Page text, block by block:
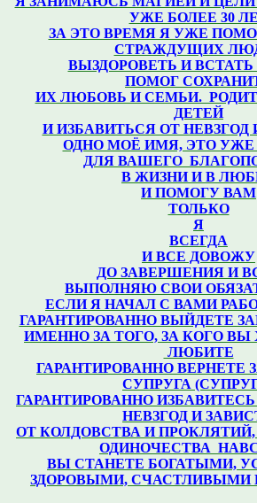
УЖЕ БОЛЕЕ 30
ЗА ЭТО ВРЕМЯ Я УЖЕ
СТРАЖДУЩИХ
ВЫЗДОРОВЕТЬ И
ПОМОГ
ИХ ЛЮБОВЬ И СЕМЬИ.
ДЕТЕЙ
И ИЗБАВИТЬСЯ ОТ НЕВЗГОД
ОДНО МОЁ ИМЯ, ЭТО УЖЕ
ДЛЯ ВАШЕГО
В ЖИЗНИ И В
И ПОМОГУ ВАМ
ТОЛЬКО
Я
ВСЕГДА
И ВСЕ ДОВОЖУ
ДО ЗАВЕРШЕНИЯ И
ВЫПОЛНЯЮ СВОИ
ЕСЛИ Я НАЧАЛ С ВАМИ
ГАРАНТИРОВАННО ВЫЙДЕТЕ
ИМЕННО ЗА ТОГО, ЗА КОГО ВЫ
ЛЮБИТЕ
ГАРАНТИРОВАННО ВЕРНЕТЕ
СУПРУГА
ГАРАНТИРОВАННО
НЕВЗГОД И
ОТ КОЛДОВСТВА И ПРОКЛЯТИЙ,
ОДИНОЧЕСТВА
ВЫ СТАНЕТЕ БОГАТЫМИ,
ЗДОРОВЫМИ,